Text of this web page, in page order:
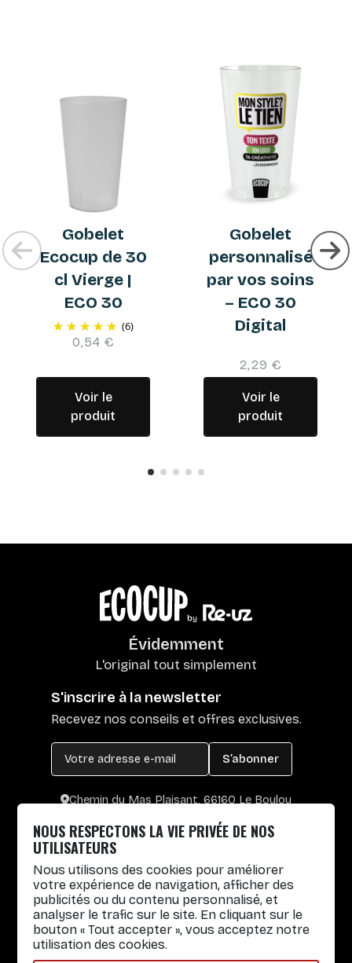
Gobelet
Ecocup de 30
cl Vierge |
ECO 30
(6)
0,54 €
Voir le
produit
Gobelet
personnalisé
par vos soins
– ECO 30
Digital
2,29 €
Voir le
produit
Évidemment
L'original tout simplement
S'inscrire à la newsletter
Recevez nos conseils et offres exclusives.
S’abonner
Chemin du Mas Plaisant, 66160 Le Boulou
Lun. au Vend. : 8h30-12h30 / 14h-17h
Gobelets réutilisables
Infos pratiques
Liens rapides
NOUS RESPECTONS LA VIE PRIVÉE DE NOS
UTILISATEURS
Nous utilisons des cookies pour améliorer
votre expérience de navigation, afficher des
publicités ou du contenu personnalisé, et
analyser le trafic sur le site. En cliquant sur le
bouton « Tout accepter », vous acceptez notre
utilisation des cookies.